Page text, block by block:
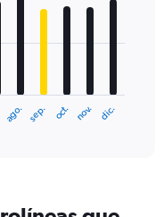
ago. sep. oct. nov. dic.